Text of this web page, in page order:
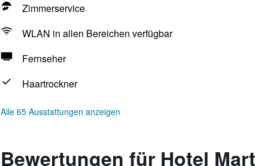
Zimmerservice
WLAN in allen Bereichen verfügbar
Fernseher
Haartrockner
Alle 65 Ausstattungen anzeigen
Bewertungen für Hotel